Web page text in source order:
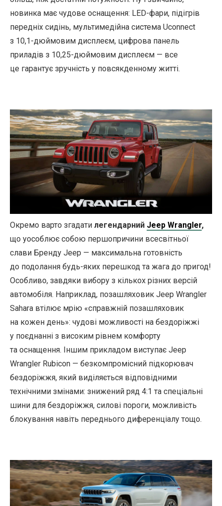
новинка має чудове оснащення: LED-фари, підігрів
передніх сидінь, мультимедійна система Uconnect
з 10,1-дюймовим дисплеєм, цифрова панель
приладів з 10,25-дюймовим дисплеєм — все
це гарантує зручність у повсякденному житті.
Окремо варто згадати легендарний Jeep Wrangler,
що уособлює собою першопричини всесвітньої
слави Бренду Jeep — максимальна готовність
до подолання будь-яких перешкод та жага до пригод!
Особливо, завдяки вибору з кількох різних версій
автомобіля. Наприклад, позашляховик Jeep Wrangler
Sahara втілює мрію «справжній позашляховик
на кожен день»: чудові можливості на бездоріжжі
у поєднанні з високим рівнем комфорту
та оснащення. Іншим прикладом виступає Jeep
Wrangler Rubicon — безкомпромісний підкорювач
бездоріжжя, який виділяється відповідними
технічними змінами: знижений ряд 4:1 та спеціальні
шини для бездоріжжя, силові пороги, можливість
блокування навіть переднього диференціалу тощо.